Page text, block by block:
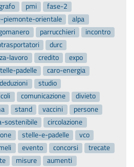
pmi
fase-2
piemonte-orientale
alpa
parrucchieri
incontro
durc
lavoro credito
expo
padelle
caro-energia
deduzioni
studio
comunicazione
divieto
stand vaccini
persone
sostenibile
circolazione
stelle-e-padelle
vco
evento concorsi
trecate
misure
aumenti